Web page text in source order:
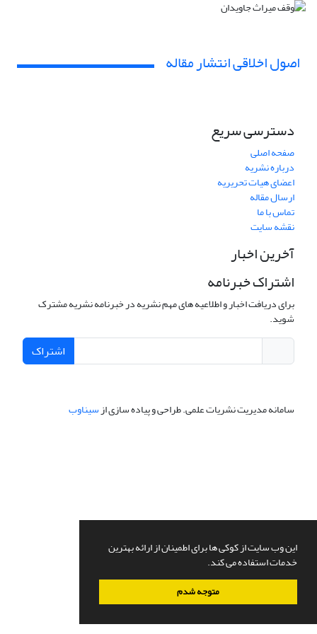
این وب سایت از کوکی ها برای اطمینان از ارائه بهترین
خدمات استفاده می کند.
متوجه شدم
اصول اخلاقی انتشار مقاله
دسترسی سریع
صفحه اصلی
درباره نشریه
اعضای هیات تحریریه
ارسال مقاله
تماس با ما
نقشه سایت
آخرین اخبار
اشتراک خبرنامه
برای دریافت اخبار و اطلاعیه های مهم نشریه در خبرنامه نشریه مشترک
شوید.
اشتراک
سامانه مدیریت نشریات علمی.طراحی و پیاده سازی ازسیناوب